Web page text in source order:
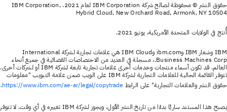
حقوق النشر © محفوظة لصالح شركة IBM Corporation لعام 2021. IBM Corporation,
Hybrid Cloud, New Orchard Road, Armonk, NY 10504
أُنتج في الولايات المتحدة الأمريكية، يونيو 2021.
IBM وشعار IBM وibm.com وIBM Cloud هي علامات تجارية لشركة International
Business Machines Corp.، مسجلة في العديد من الاختصاصات القضائية في جميع أنحاء
العالم. قد تكون أسماء منتجات وخدمات أخرى علامات تجارية تابعة لشركة IBM أو لشركات أخرى.
تتوفر القائمة الحالية للعلامات التجارية لشركة IBM على الويب ضمن علامة التبويب "معلومات
حقوق النشر والعلامات التجارية" على الرابط https://www.ibm.com/ae-ar/legal/copytrade
.
يصبح هذا المستند ساريًا بدءًا من تاريخ النشر الأول، ويجوز لشركة IBM تغييره في أي وقت. لا تتوفر